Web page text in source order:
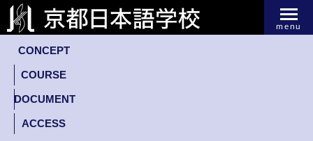
menu
CONCEPT
COURSE
DOCUMENT
ACCESS